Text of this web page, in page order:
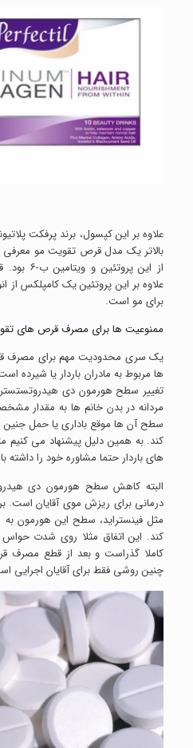
علاوه بر این کپسول، برند پرفکت
بالاتر یک مدل قرص تقویت مو
از این
علاوه بر این پروتئین یک کامپلکس از
برای مو است.
ممنوعیت ها برای مصرف قرص های
یک سری محدودیت مهم برای مصرف
ها مربوط به مادران باردار یا
تغییر سطح هورمون دی
مردانه در بدن خانم ها به مقدار
سطح آن ها موقع باداری یا حمل
کند. به همین دلیل پیشنهاد می کنیم
های باردار حتما مشاوره خود را داشته
البته کاهش سطح هورمون دی
درمانی برای ریزش موی آقایان است.
مثل فینستراید، سطح این هورمون
کند. این اتفاق مثلا روی شدت حواس
کاملا گذراست و بعد از قطع مصرف
چنین روشی فقط برای آقایان اجرایی